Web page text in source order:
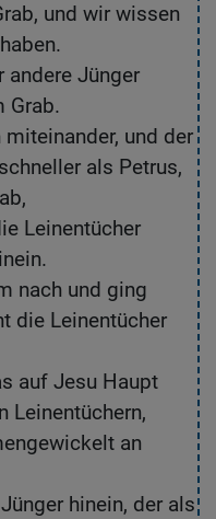
Retter
das tut, habt ihr
© 2018 Deutsche
und wir wissen
andere Jünger
Grab.
und der
als Petrus,
Leinentücher
nach und ging
die Leinentücher
auf Jesu Haupt
Leinentüchern,
an
hinein, der als